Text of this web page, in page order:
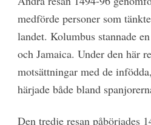
medförde personer som
landet. Kolumbus stannade
och Jamaica. Under den här
motsättningar med de
härjade både bland
Den tredje resan påbörjades